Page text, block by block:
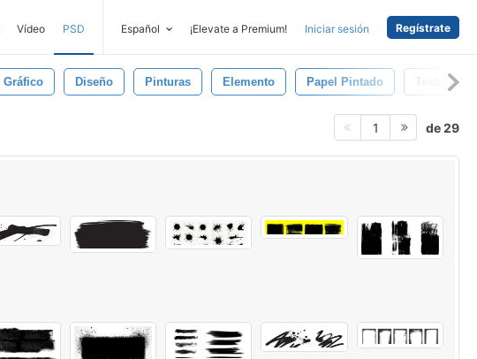
Vídeo PSD Español ¡Elevate a Premium! Iniciar sesión Regístrate
Gráfico Diseño Pinturas Elemento Papel Pintado
1 de 29